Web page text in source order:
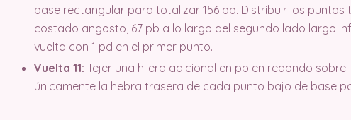
base rectangular para totalizar 156 pb. Distribuir los puntos
costado angosto, 67 pb a lo largo del segundo lado largo
vuelta con 1 pd en el primer punto.
Vuelta 11: Tejer una hilera adicional en pb en redondo
únicamente la hebra trasera de cada punto bajo de base